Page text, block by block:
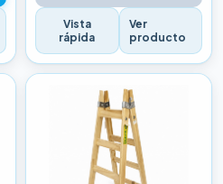
Vista
rápida
Ver
producto